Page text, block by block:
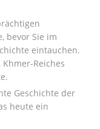
bevor Sie im
eintauchen.
Reiches
Geschichte der
heute ein